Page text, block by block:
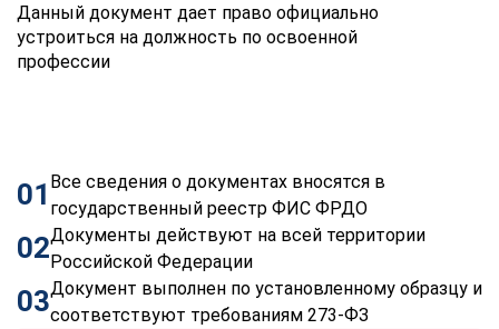
Данный документ дает право официально
устроиться на должность по освоенной
профессии
01 Все сведения о документах вносятся в
государственный реестр ФИС ФРДО
02Документы действуют на всей территории
Российской Федерации
03Документ выполнен по установленному образцу и
соответствуют требованиям 273-ФЗ